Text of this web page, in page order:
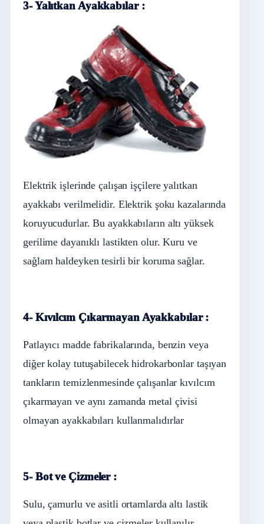
3- Yalıtkan Ayakkabılar :
Elektrik işlerinde çalışan işçilere yalıtkan
ayakkabı verilmelidir. Elektrik şoku kazalarında
koruyucudurlar. Bu ayakkabıların altı yüksek
gerilime dayanıklı lastikten olur. Kuru ve
sağlam haldeyken tesirli bir koruma sağlar.
4- Kıvılcım Çıkarmayan Ayakkabılar :
Patlayıcı madde fabrikalarında, benzin veya
diğer kolay tutuşabilecek hidrokarbonlar taşıyan
tankların temizlenmesinde çalışanlar kıvılcım
çıkarmayan ve aynı zamanda metal çivisi
olmayan ayakkabıları kullanmalıdırlar
5- Bot ve Çizmeler :
Sulu, çamurlu ve asitli ortamlarda altı lastik